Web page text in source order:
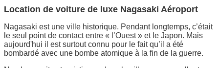
Location de voiture de luxe Nagasaki Aéroport
Nagasaki est une ville historique. Pendant longtemps, c’était
le seul point de contact entre « l’Ouest » et le Japon. Mais
aujourd'hui il est surtout connu pour le fait qu’il a été
bombardé avec une bombe atomique à la fin de la guerre.